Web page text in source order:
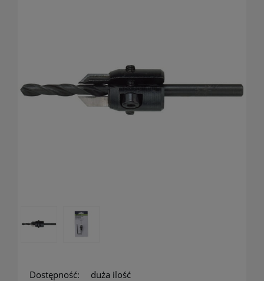
Dostępność:
duża ilość